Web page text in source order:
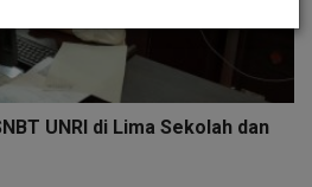
UNRI di Lima Sekolah dan